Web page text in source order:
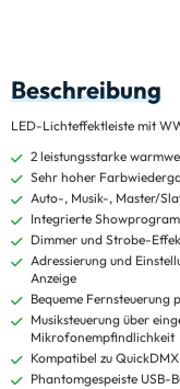
Beschreibung
LED-Lichteffektleiste mit
2 leistungsstarke
Sehr hoher
Auto-, Musik-, Master/
Integrierte
Dimmer und Strobe-
Adressierung und
Anzeige
Bequeme Fernsteuerung
Musiksteuerung über
Mikrofonempfindlichkeit
Kompatibel zu
Phantomgespeiste USB-